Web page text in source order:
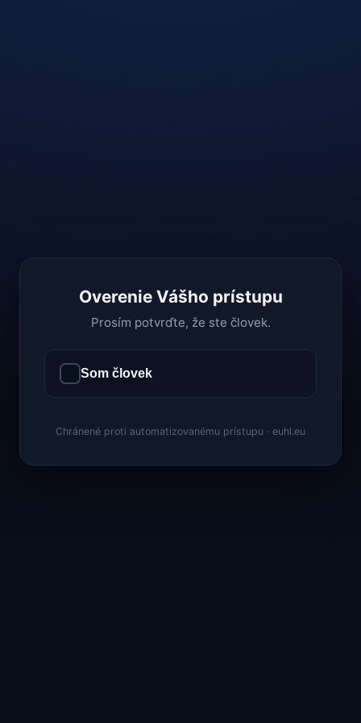
Overenie Vášho prístupu
Prosím potvrďte, že ste človek.
Som človek
Chránené proti automatizovanému prístupu · euhl.eu